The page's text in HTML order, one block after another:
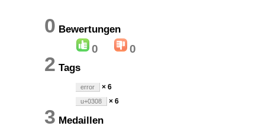
0 Bewertungen
0 0
2 Tags
error × 6
u+0308 × 6
3 Medaillen